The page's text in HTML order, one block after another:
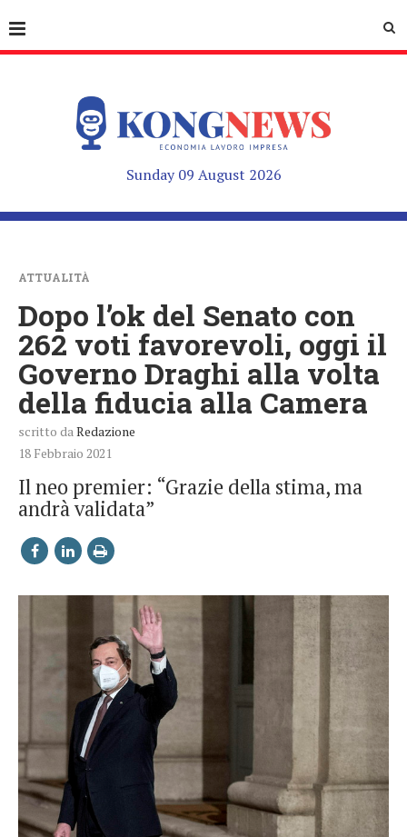
Sunday 09 August 2026
ATTUALITÀ
Dopo l’ok del Senato con
262 voti favorevoli, oggi il
Governo Draghi alla volta
della fiducia alla Camera
scritto da Redazione
18 Febbraio 2021
Il neo premier: “Grazie della stima, ma
andrà validata”